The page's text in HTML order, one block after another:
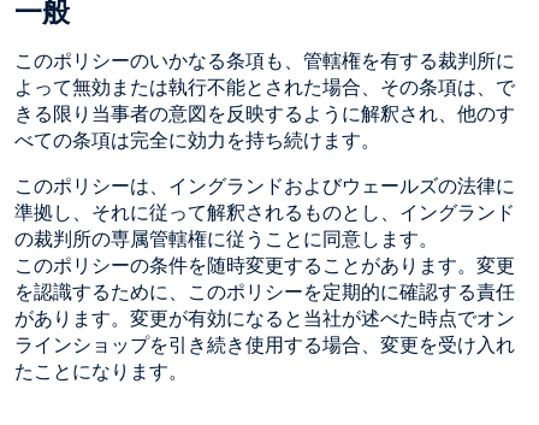
一般
このポリシーのいかなる条項も、管轄権を有する裁判所に
よって無効または執行不能とされた場合、その条項は、で
きる限り当事者の意図を反映するように解釈され、他のす
べての条項は完全に効力を持ち続けます。
このポリシーは、イングランドおよびウェールズの法律に
準拠し、それに従って解釈されるものとし、イングランド
の裁判所の専属管轄権に従うことに同意します。
このポリシーの条件を随時変更することがあります。変更
を認識するために、このポリシーを定期的に確認する責任
があります。変更が有効になると当社が述べた時点でオン
ラインショップを引き続き使用する場合、変更を受け入れ
たことになります。